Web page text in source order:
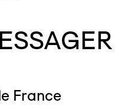
France